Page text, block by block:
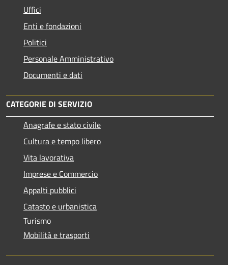
Uffici
Enti e fondazioni
Politici
Personale Amministrativo
Documenti e dati
CATEGORIE DI SERVIZIO
Anagrafe e stato civile
Cultura e tempo libero
Vita lavorativa
Imprese e Commercio
Appalti pubblici
Catasto e urbanistica
Turismo
Mobilità e trasporti